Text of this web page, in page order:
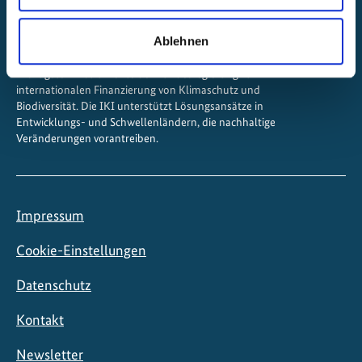
Ablehnen
wichtigsten Instrumente der Bundesregierung zur
internationalen Finanzierung von Klimaschutz und
Biodiversität. Die IKI unterstützt Lösungsansätze in
Entwicklungs- und Schwellenländern, die nachhaltige
Veränderungen vorantreiben.
Impressum
Cookie-Einstellungen
Datenschutz
Kontakt
Newsletter